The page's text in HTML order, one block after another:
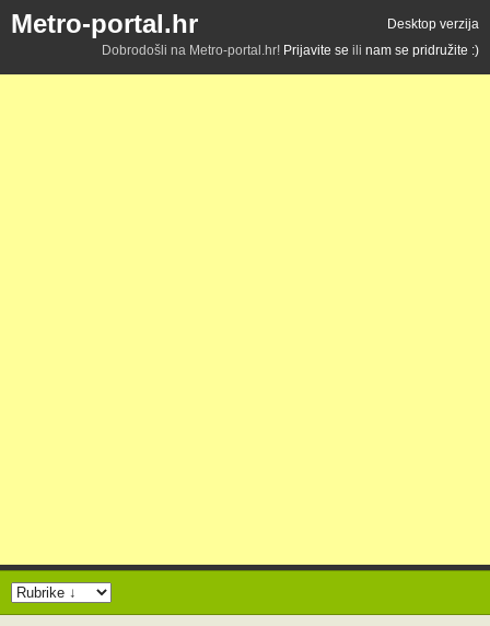
Metro-portal.hr
Desktop verzija
Dobrodošli na Metro-portal.hr! Prijavite se ili nam se pridružite :)